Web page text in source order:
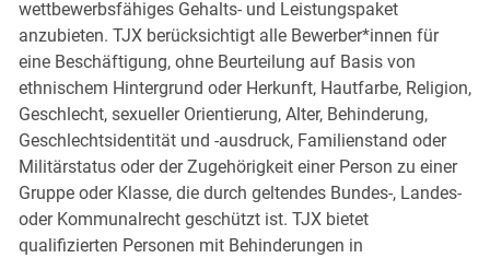
wettbewerbsfähiges Gehalts- und Leistungspaket
anzubieten. TJX berücksichtigt alle Bewerber*innen für
eine Beschäftigung, ohne Beurteilung auf Basis von
ethnischem Hintergrund oder Herkunft, Hautfarbe, Religion,
Geschlecht, sexueller Orientierung, Alter, Behinderung,
Geschlechtsidentität und -ausdruck, Familienstand oder
Militärstatus oder der Zugehörigkeit einer Person zu einer
Gruppe oder Klasse, die durch geltendes Bundes-, Landes-
oder Kommunalrecht geschützt ist. TJX bietet
qualifizierten Personen mit Behinderungen in